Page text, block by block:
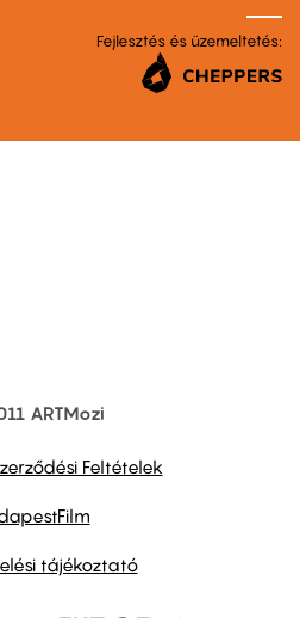
Fejlesztés és üzemeltetés:
ARTMozi
Feltételek
tájékoztató